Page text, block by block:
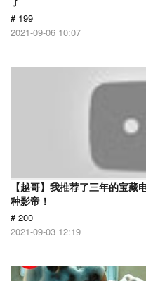
# 199
2021-09-06 10:07
【越哥】我推荐了三年的宝
种影帝！
# 200
2021-09-03 12:19